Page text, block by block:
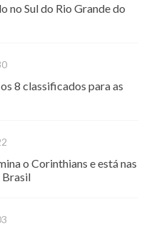
no Sul do Rio Grande do
8 classificados para as
o Corinthians e está nas
Brasil